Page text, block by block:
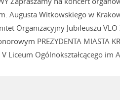
Augusta Witkowskiego w
Organizacyjny Jubileuszu VLO
PREZYDENTA MIASTA
Liceum Ogólnokształcącego